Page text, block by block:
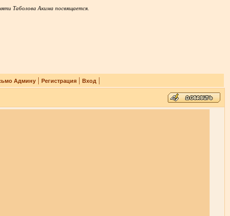
Таболова Акима посвящается.
Админу| Регистрация| Вход |